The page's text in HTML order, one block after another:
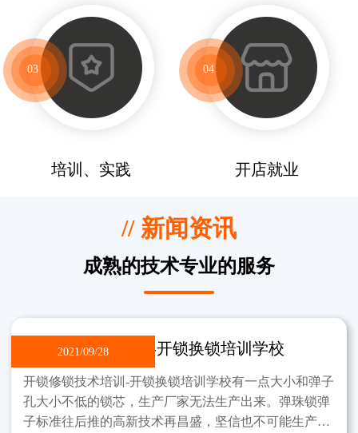
03
培训、实践
04
开店就业
// 新闻资讯
成熟的技术专业的服务
2021/09/28
开锁修锁技术培训-开锁换锁培训学校
开锁修锁技术培训-开锁换锁培训学校有一点大小和弹子
孔大小不低的锁芯，生产厂家无法生产出来。弹珠锁弹
子标准往后推的高新技术再昌盛，坚信也不可能生产出